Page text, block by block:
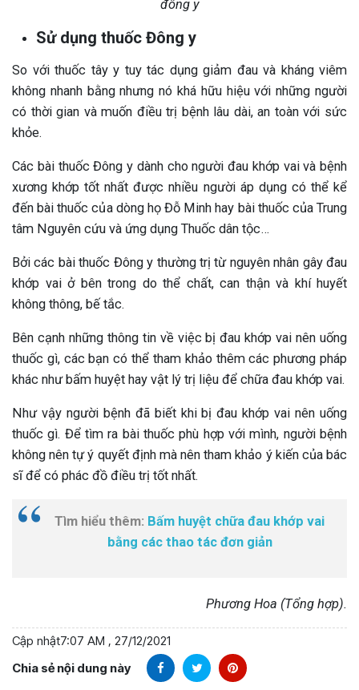
đông y
Sử dụng thuốc Đông y
So với thuốc tây y tuy tác dụng giảm đau và kháng viêm
không nhanh bằng nhưng nó khá hữu hiệu với những người
có thời gian và muốn điều trị bệnh lâu dài, an toàn với sức
khỏe.
Các bài thuốc Đông y dành cho người đau khớp vai và bệnh
xương khớp tốt nhất được nhiều người áp dụng có thể kể
đến bài thuốc của dòng họ Đỗ Minh hay bài thuốc của Trung
tâm Nguyên cứu và ứng dụng Thuốc dân tộc…
Bởi các bài thuốc Đông y thường trị từ nguyên nhân gây đau
khớp vai ở bên trong do thể chất, can thận và khí huyết
không thông, bế tắc.
Bên cạnh những thông tin về việc bị đau khớp vai nên uống
thuốc gì, các bạn có thể tham khảo thêm các phương pháp
khác như bấm huyệt hay vật lý trị liệu để chữa đau khớp vai.
Như vậy người bệnh đã biết khi bị đau khớp vai nên uống
thuốc gì. Để tìm ra bài thuốc phù hợp với mình, người bệnh
không nên tự ý quyết định mà nên tham khảo ý kiến của bác
sĩ để có phác đồ điều trị tốt nhất.
Tìm hiểu thêm: Bấm huyệt chữa đau khớp vai
bằng các thao tác đơn giản
Phương Hoa (Tổng hợp).
Cập nhật7:07 AM , 27/12/2021
Chia sẻ nội dung này